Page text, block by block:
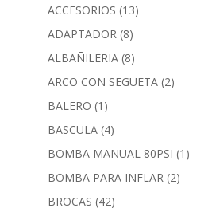
ACCESORIOS (13)
ADAPTADOR (8)
ALBAÑILERIA (8)
ARCO CON SEGUETA (2)
BALERO (1)
BASCULA (4)
BOMBA MANUAL 80PSI (1)
BOMBA PARA INFLAR (2)
BROCAS (42)